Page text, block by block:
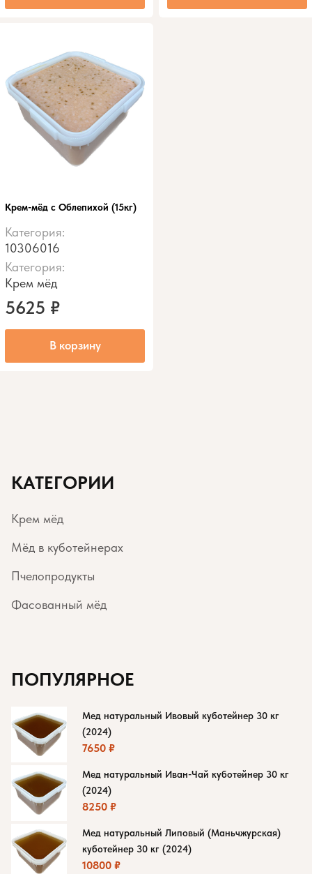
Крем-мёд с Облепихой (15кг)
Категория:
10306016
Категория:
Крем мёд
5625 ₽
В корзину
КАТЕГОРИИ
Крем мёд
Мёд в куботейнерах
Пчелопродукты
Фасованный мёд
ПОПУЛЯРНОЕ
Мед натуральный Ивовый куботейнер 30 кг
(2024)
7650 ₽
Мед натуральный Иван-Чай куботейнер 30 кг
(2024)
8250 ₽
Мед натуральный Липовый (Маньчжурская)
куботейнер 30 кг (2024)
10800 ₽